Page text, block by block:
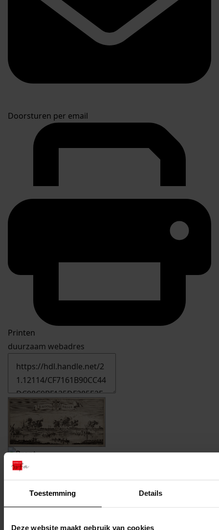
Toestemming Details
Deze website maakt gebruik van cookies
Doorsturen per email
Printen
duurzaam webadres
65h170
stuyvers den Inlegh, 1694, 20 augustus / 1695 / 1696
Datering:
1694(?)